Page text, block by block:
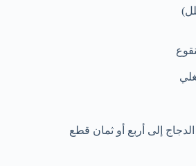
الدجاج إلى أربع أو ثمان قطع